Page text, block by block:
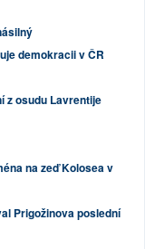
demokracii v ČR
z osudu Lavrentije
na zeď Kolosea v
Prigožinova poslední